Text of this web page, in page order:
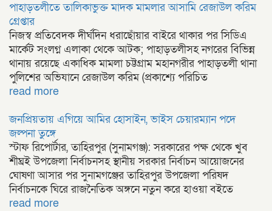
পাহাড়তলীতে তালিকাভুক্ত মাদক মামলার আসামি রেজাউল করিম
গ্রেপ্তার
নিজস্ব প্রতিবেদক দীর্ঘদিন ধরাছোঁয়ার বাইরে থাকার পর সিডিএ
মার্কেট সংলগ্ন এলাকা থেকে আটক; পাহাড়তলীসহ নগরের বিভিন্ন
থানায় রয়েছে একাধিক মামলা চট্টগ্রাম মহানগরীর পাহাড়তলী থানা
পুলিশের অভিযানে রেজাউল করিম (প্রকাশ্যে পরিচিত
read more
জনপ্রিয়তায় এগিয়ে আমির হোসাইন, ভাইস চেয়ারম্যান পদে
জল্পনা তুঙ্গে
স্টাফ রিপোর্টার, তাহিরপুর (সুনামগঞ্জ): সরকারের পক্ষ থেকে খুব
শীঘ্রই উপজেলা নির্বাচনসহ স্থানীয় সরকার নির্বাচন আয়োজনের
ঘোষণা আসার পর সুনামগঞ্জের তাহিরপুর উপজেলা পরিষদ
নির্বাচনকে ঘিরে রাজনৈতিক অঙ্গনে নতুন করে হাওয়া বইতে
read more